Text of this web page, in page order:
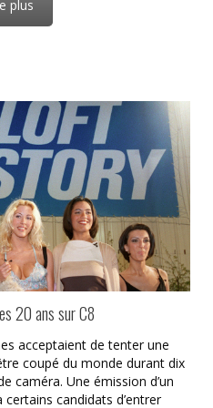
plus
20 ans sur C8
acceptaient de tenter une
coupé du monde durant dix
caméra. Une émission d’un
candidats d’entrer